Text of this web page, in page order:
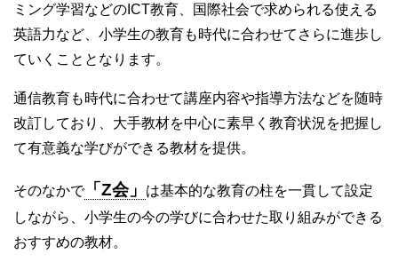
ミング学習などのICT教育、国際社会で求められる使える
英語力など、小学生の教育も時代に合わせてさらに進歩し
ていくこととなります。
通信教育も時代に合わせて講座内容や指導方法などを随時
改訂しており、大手教材を中心に素早く教育状況を把握し
て有意義な学びができる教材を提供。
そのなかで「Z会」
は基本的な教育の柱を一貫して設定
しながら、小学生の今の学びに合わせた取り組みができる
おすすめの教材。